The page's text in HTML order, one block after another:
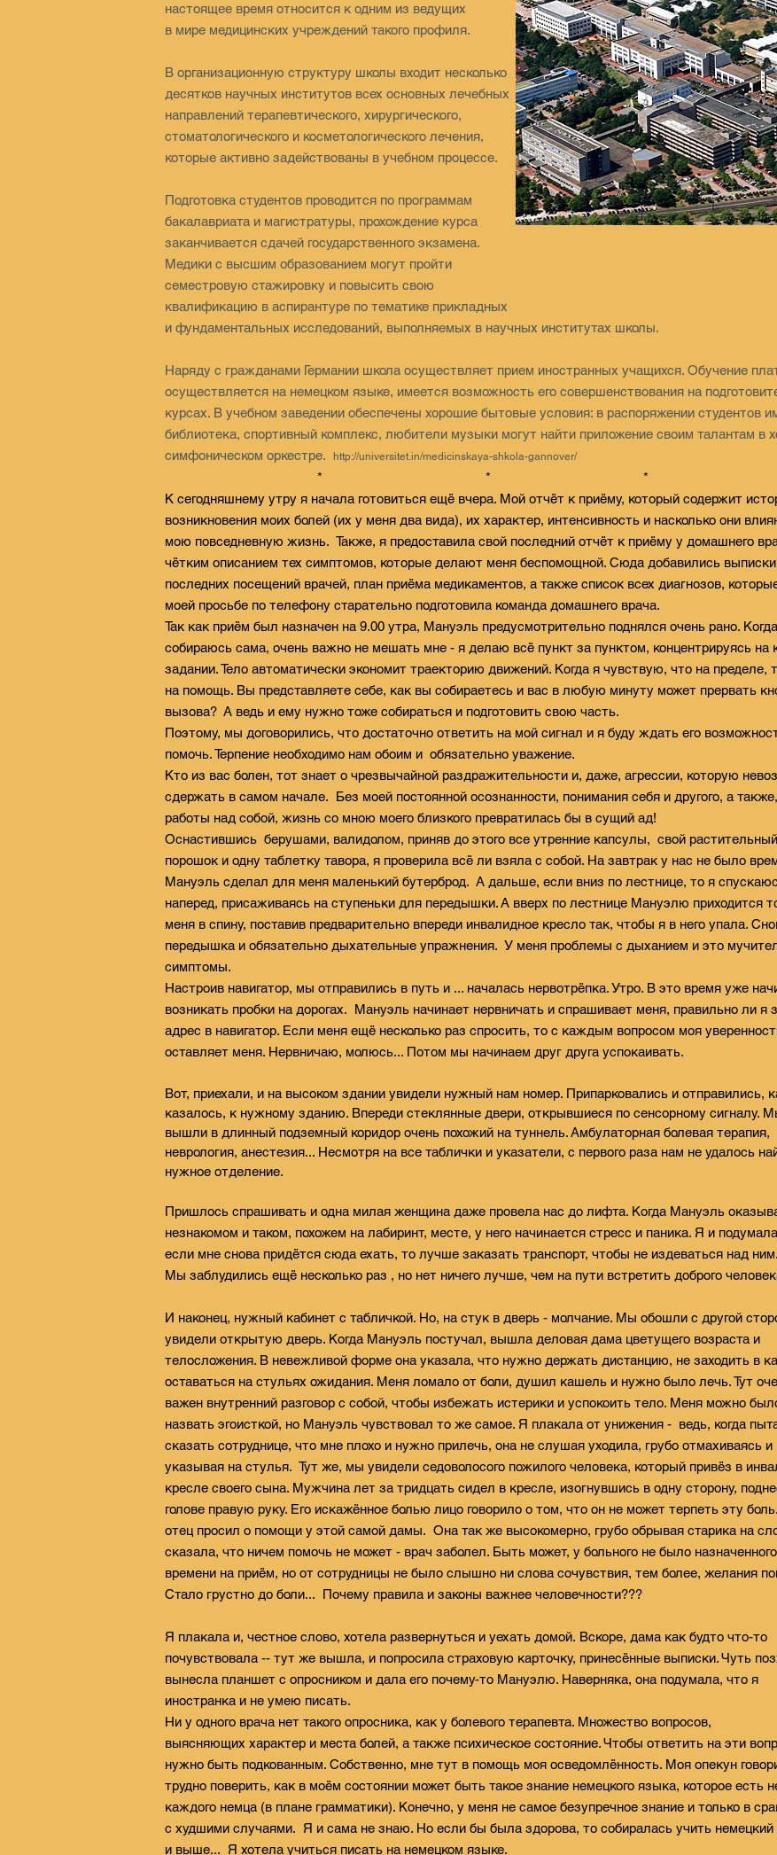
настоящее время относится к одним из ведущих
в мире медицинских учреждений такого профиля.
В организационную структуру школы входит несколько
десятков научных институтов всех основных лечебных
направлений терапевтического, хирургического,
стоматологического и косметологического лечения,
которые активно задействованы в учебном процессе.
Подготовка студентов проводится по программам
бакалавриата и магистратуры, прохождение курса
заканчивается сдачей государственного экзамена.
Медики с высшим образованием могут пройти
семестровую стажировку и повысить свою
квалификацию в аспирантуре по тематике прикладных
и фундаментальных исследований, выполняемых в научных институтах школы.
Наряду с гражданами Германии школа осуществляет прием иностранных учащихся. Обучение
осуществляется на немецком языке, имеется возможность его совершенствования на
курсах. В учебном заведении обеспечены хорошие бытовые условия: в распоряжении студентов
библиотека, спортивный комплекс, любители музыки могут найти приложение своим талантам в
симфоническом оркестре.
http://universitet.in/medicinskaya-shkola-gannover/
* * *
К сегодняшнему утру я начала готовиться ещё вчера. Мой отчёт к приёму, который содержит
возникновения моих болей (их у меня два вида), их характер, интенсивность и насколько они
мою повседневную жизнь. Также, я предоставила свой последний отчёт к приёму у домашнего
чётким описанием тех симптомов, которые делают меня беспомощной. Сюда добавились выписки
последних посещений врачей, план приёма медикаментов, а также список всех диагнозов,
моей просьбе по телефону старательно подготовила команда домашнего врача.
Так как приём был назначен на 9.00 утра, Мануэль предусмотрительно поднялся очень рано.
собираюсь сама, очень важно не мешать мне - я делаю всё пункт за пунктом, концентрируясь на
задании. Тело автоматически экономит траекторию движений. Когда я чувствую, что на пределе,
на помощь. Вы представляете себе, как вы собираетесь и вас в любую минуту может прервать
вызова? А ведь и ему нужно тоже собираться и подготовить свою часть.
Поэтому, мы договорились, что достаточно ответить на мой сигнал и я буду ждать его
помочь. Терпение необходимо нам обоим и обязательно уважение.
Кто из вас болен, тот знает о чрезвычайной раздражительности и, даже, агрессии, которую
сдержать в самом начале. Без моей постоянной осознанности, понимания себя и другого, а также,
работы над собой, жизнь со мною моего близкого превратилась бы в сущий ад!
Оснастившись берушами, валидолом, приняв до этого все утренние капсулы, свой растительный
порошок и одну таблетку тавора, я проверила всё ли взяла с собой. На завтрак у нас не было
Мануэль сделал для меня маленький бутерброд. А дальше, если вниз по лестнице, то я
наперед, присаживаясь на ступеньки для передышки. А вверх по лестнице Мануэлю приходится
меня в спину, поставив предварительно впереди инвалидное кресло так, чтобы я в него упала.
передышка и обязательно дыхательные упражнения. У меня проблемы с дыханием и это
симптомы.
Настроив навигатор, мы отправились в путь и ... началась нервотрёпка. Утро. В это время уже
возникать пробки на дорогах. Мануэль начинает нервничать и спрашивает меня, правильно ли я
адрес в навигатор. Если меня ещё несколько раз спросить, то с каждым вопросом моя
оставляет меня. Нервничаю, молюсь... Потом мы начинаем друг друга успокаивать.
Вот, приехали, и на высоком здании увидели нужный нам номер. Припарковались и отправились,
казалось, к нужному зданию. Впереди стеклянные двери, открывшиеся по сенсорному сигналу.
вышли в длинный подземный коридор очень похожий на туннель. Амбулаторная болевая терапия,
неврология, анестезия... Несмотря на все таблички и указатели, с первого раза нам не удалось
нужное отделение.
Пришлось спрашивать и одна милая женщина даже провела нас до лифта. Когда Мануэль
незнакомом и таком, похожем на лабиринт, месте, у него начинается стресс и паника. Я и
если мне снова придётся сюда ехать, то лучше заказать транспорт, чтобы не издеваться над ним.
Мы заблудились ещё несколько раз , но нет ничего лучше, чем на пути встретить доброго
И наконец, нужный кабинет с табличкой. Но, на стук в дверь - молчание. Мы обошли с другой
увидели открытую дверь. Когда Мануэль постучал, вышла деловая дама цветущего возраста и
телосложения. В невежливой форме она указала, что нужно держать дистанцию, не заходить в
оставаться на стульях ожидания. Меня ломало от боли, душил кашель и нужно было лечь. Тут
важен внутренний разговор с собой, чтобы избежать истерики и успокоить тело. Меня можно
назвать эгоисткой, но Мануэль чувствовал то же самое. Я плакала от унижения - ведь, когда
сказать сотруднице, что мне плохо и нужно прилечь, она не слушая уходила, грубо отмахиваясь и
указывая на стулья. Тут же, мы увидели седоволосого пожилого человека, который привёз в
кресле своего сына. Мужчина лет за тридцать сидел в кресле, изогнувшись в одну сторону,
голове правую руку. Его искажённое болью лицо говорило о том, что он не может терпеть эту
отец просил о помощи у этой самой дамы. Она так же высокомерно, грубо обрывая старика на
сказала, что ничем помочь не может - врач заболел. Быть может, у больного не было назначенного
времени на приём, но от сотрудницы не было слышно ни слова сочувствия, тем более, желания
Стало грустно до боли... Почему правила и законы важнее человечности???
Я плакала и, честное слово, хотела развернуться и уехать домой. Вскоре, дама как будто что-то
почувствовала -- тут же вышла, и попросила страховую карточку, принесённые выписки. Чуть
вынесла планшет с опросником и дала его почему-то Мануэлю. Наверняка, она подумала, что я
иностранка и не умею писать.
Ни у одного врача нет такого опросника, как у болевого терапевта. Множество вопросов,
выясняющих характер и места болей, а также психическое состояние. Чтобы ответить на эти
нужно быть подкованным. Собственно, мне тут в помощь моя осведомлённость. Моя опекун
трудно поверить, как в моём состоянии может быть такое знание немецкого языка, которое есть
каждого немца (в плане грамматики). Конечно, у меня не самое безупречное знание и только в
с худшими случаями. Я и сама не знаю. Но если бы была здорова, то собиралась учить
и выше... Я хотела учиться писать на немецком языке.